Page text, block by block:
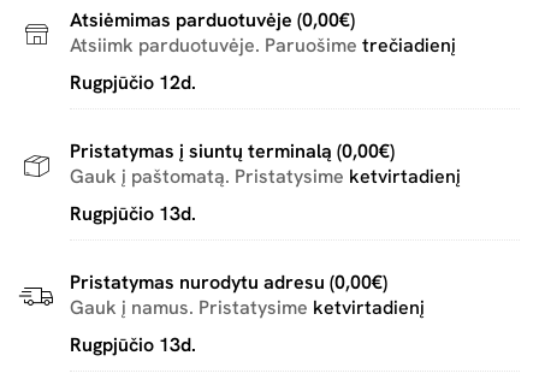
Atsiėmimas parduotuvėje (0,00€)
Atsiimk parduotuvėje. Paruošime trečiadienį
Rugpjūčio 12d.
Pristatymas į siuntų terminalą (0,00€)
Gauk į paštomatą. Pristatysime ketvirtadienį
Rugpjūčio 13d.
Pristatymas nurodytu adresu (0,00€)
Gauk į namus. Pristatysime ketvirtadienį
Rugpjūčio 13d.